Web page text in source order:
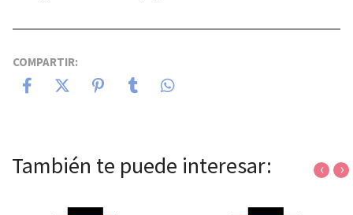
COMPARTIR:
También te puede interesar: ‹ ›